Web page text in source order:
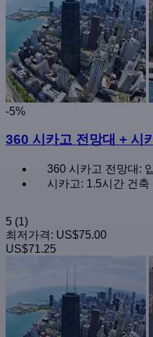
-5%
360 시카고 전망대 + 시
360 시카고 전망대:
시카고: 1.5시간 건축
5 (1)
최저가격: US$75.00
US$71.25